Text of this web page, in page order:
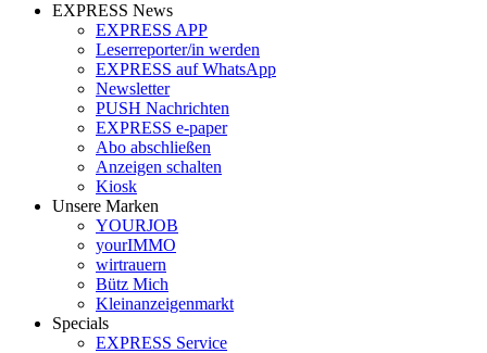
EXPRESS News
EXPRESS APP
Leserreporter/in werden
EXPRESS auf WhatsApp
Newsletter
PUSH Nachrichten
EXPRESS e-paper
Abo abschließen
Anzeigen schalten
Kiosk
Unsere Marken
YOURJOB
yourIMMO
wirtrauern
Bütz Mich
Kleinanzeigenmarkt
Specials
EXPRESS Service